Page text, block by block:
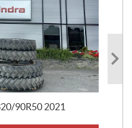
90R50 2021
20